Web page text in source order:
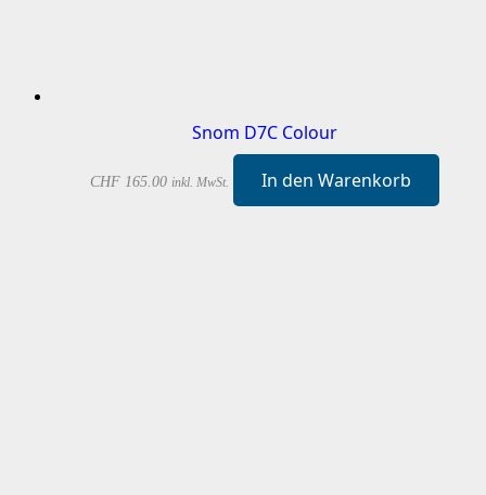
Snom D7C Colour
CHF 165.00 inkl. MwSt. In den Warenkorb